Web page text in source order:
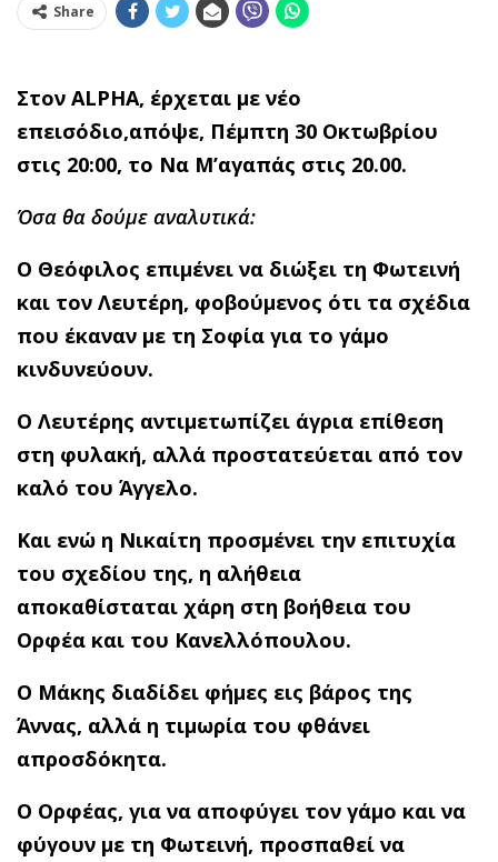
Share
Στον ALPHA, έρχεται με νέο
επεισόδιο,απόψε, Πέμπτη 30 Οκτωβρίου
στις 20:00, το Να Μ’αγαπάς στις 20.00.
Όσα θα δούμε αναλυτικά:
Ο Θεόφιλος επιμένει να διώξει τη Φωτεινή
και τον Λευτέρη, φοβούμενος ότι τα σχέδια
που έκαναν με τη Σοφία για το γάμο
κινδυνεύουν.
Ο Λευτέρης αντιμετωπίζει άγρια επίθεση
στη φυλακή, αλλά προστατεύεται από τον
καλό του Άγγελο.
Και ενώ η Νικαίτη προσμένει την επιτυχία
του σχεδίου της, η αλήθεια
αποκαθίσταται χάρη στη βοήθεια του
Ορφέα και του Κανελλόπουλου.
Ο Μάκης διαδίδει φήμες εις βάρος της
Άννας, αλλά η τιμωρία του φθάνει
απροσδόκητα.
Ο Ορφέας, για να αποφύγει τον γάμο και να
φύγουν με τη Φωτεινή, προσπαθεί να